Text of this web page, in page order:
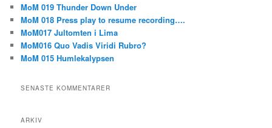
MoM 019 Thunder Down Under
MoM 018 Press play to resume recording….
MoM017 Jultomten i Lima
MoM016 Quo Vadis Viridi Rubro?
MoM 015 Humlekalypsen
SENASTE KOMMENTARER
ARKIV